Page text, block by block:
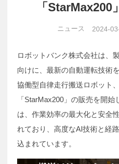
「StarMax200
ニュース 2024-
ロボットバンク株式会社は、
向けに、最新の自動運転技術
協働型自律走行搬送ロボット
「StarMax200」の販売を開
は、作業効率の最大化と安全
れており、高度なAI技術と経
込まれています。